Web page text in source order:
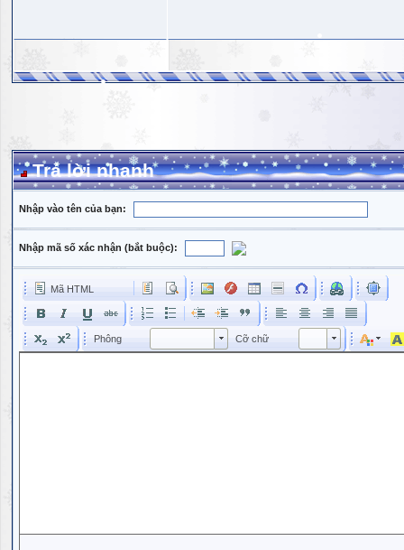
Trả lời nhanh
Nhập vào tên của bạn:
Nhập mã số xác nhận (bắt buộc):
Mã HTML
Phông Phông Cỡ chữ Kích cỡ phông